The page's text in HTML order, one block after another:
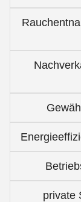
private